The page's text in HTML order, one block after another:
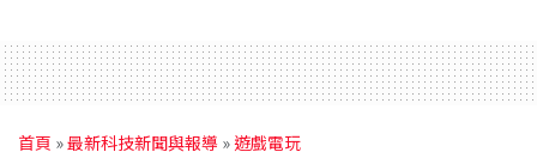
首頁 »最新科技新聞與報導 »遊戲電玩